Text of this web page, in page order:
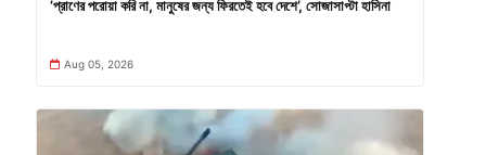
’প্রাণের পরোয়া করি না, মানুষের জন্য ফিরতেই হবে দেশে’, সোজাসাপ্টা হাসিনা
Aug 05, 2026